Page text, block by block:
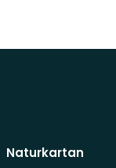
Naturkartan